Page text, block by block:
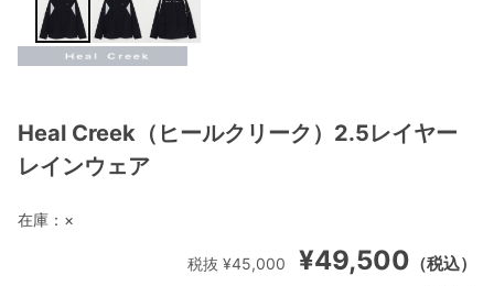
Heal Creek（ヒールクリーク）2.5レイヤー
レインウェア
¥49,500 （税込）
税抜 ¥45,000
在庫： ×